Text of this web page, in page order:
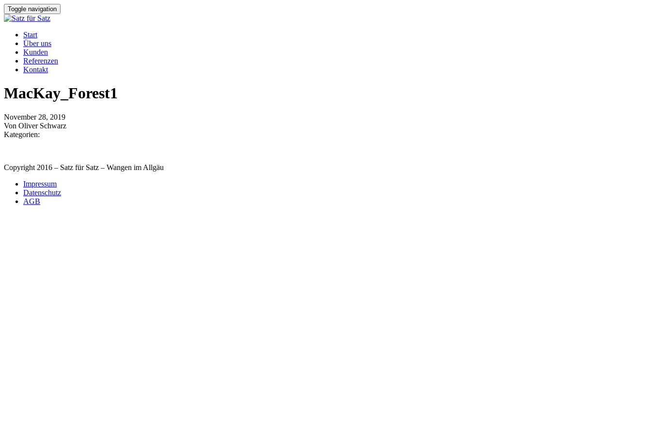
Toggle navigation
Start
Über uns
Kunden
Referenzen
Kontakt
MacKay_Forest1
November 28, 2019
Von Oliver Schwarz
Kategorien:
Copyright 2016 – Satz für Satz – Wangen im Allgäu
Impressum
Datenschutz
AGB